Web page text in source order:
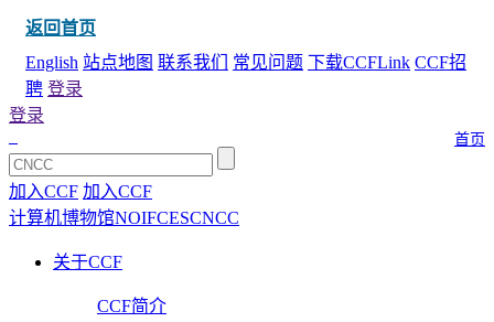
返回首页
English 站点地图 联系我们 常见问题 下载CCFLink CCF招
聘 登录
首页
登录
加入CCF 加入CCF
计算机博物馆NOIFCESCNCC
关于CCF
CCF简介